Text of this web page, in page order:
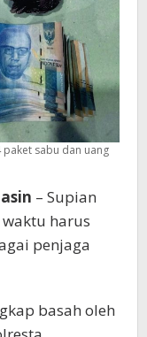
sabu dan uang
– Supian
harus
penjaga
basah oleh